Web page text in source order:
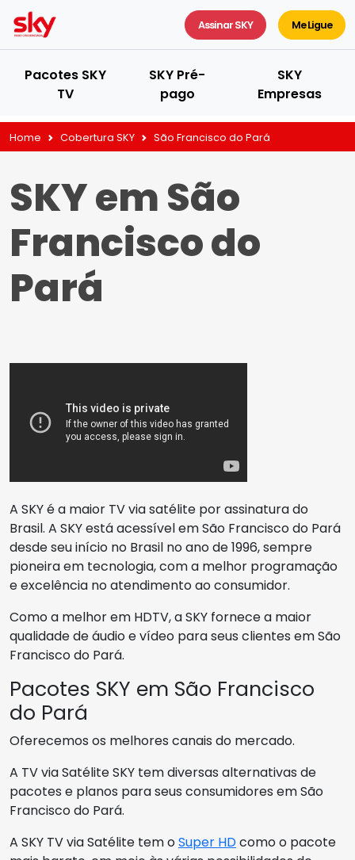
Assinar SKY Me Ligue
Pacotes SKY
TV
SKY Pré-
pago
SKY
Empresas
Home Cobertura SKY São Francisco do Pará
SKY em São
Francisco do
Pará
A SKY é a maior TV via satélite por assinatura do
Brasil. A SKY está acessível em São Francisco do Pará
desde seu início no Brasil no ano de 1996, sempre
pioneira em tecnologia, com a melhor programação
e excelência no atendimento ao consumidor.
Como a melhor em HDTV, a SKY fornece a maior
qualidade de áudio e vídeo para seus clientes em São
Francisco do Pará.
Pacotes SKY em São Francisco
do Pará
Oferecemos os melhores canais do mercado.
A TV via Satélite SKY tem diversas alternativas de
pacotes e planos para seus consumidores em São
Francisco do Pará.
A SKY TV via Satélite tem oSuper HDcomo o pacote